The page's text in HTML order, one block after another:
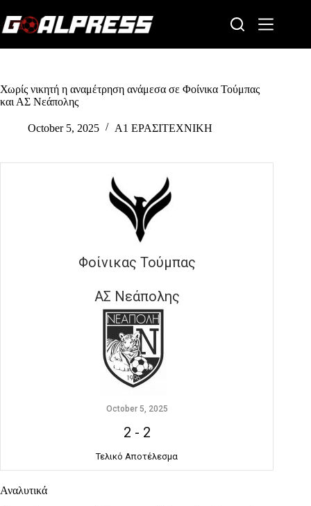
to
content
Χωρίς νικητή η αναμέτρηση ανάμεσα σε Φοίνικα Τούμπας
και ΑΣ Νεάπολης
October 5, 2025 Α1 ΕΡΑΣΙΤΕΧΝΙΚΗ
Φοίνικας Τούμπας
ΑΣ Νεάπολης
October 5, 2025
2 - 2
Τελικό Αποτέλεσμα
Αναλυτικά